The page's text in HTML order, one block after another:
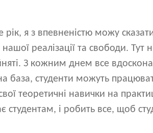
я з впевненістю можу
реалізації та свободи. Тут
З кожним днем все
база, студенти можуть
теоретичні навички на
студентам, і робить все, щоб